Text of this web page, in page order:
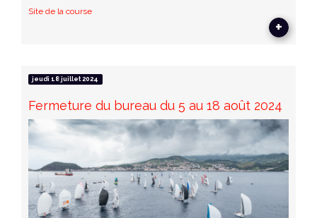
Site de la course
+
jeudi 18 juillet 2024
Fermeture du bureau du 5 au 18 août 2024